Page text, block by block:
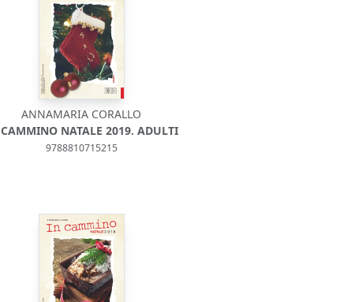
ANNAMARIA CORALLO
NATALE 2019. ADULTI
9788810715215